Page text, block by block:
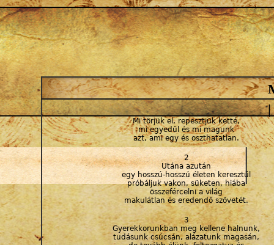
Jump to navigation
Mi törjük el, repesztjük ketté,
mi egyedűl és mi magunk
azt, ami egy és oszthatatlan.
2
Utána azután
egy hosszú-hosszú életen keresztűl
próbáljuk vakon, süketen, hiába
összefércelni a világ
makulátlan és eredendő szövetét.
3
Gyerekkorunkban meg kellene halnunk,
tudásunk csúcsán, alázatunk magasán,
10
/1. kép
10
/2. kép
10
/3. kép
10
/4. kép
10
/5. kép
10
/6. kép
10
/7. kép
10
/8. kép
10
/9. kép
10
/10. kép